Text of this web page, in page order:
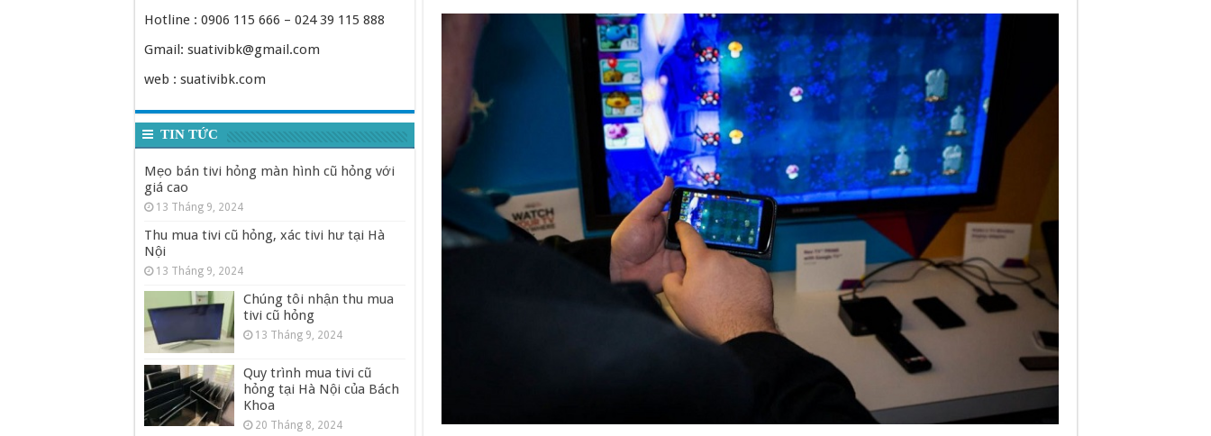
Hotline : 0906 115 666 – 024 39 115 888
Gmail: suativibk@gmail.com
web : suativibk.com
TIN TỨC
Mẹo bán tivi hỏng màn hình cũ hỏng với
giá cao
13 Tháng 9, 2024
Thu mua tivi cũ hỏng, xác tivi hư tại Hà
Nội
13 Tháng 9, 2024
Chúng tôi nhận thu mua
tivi cũ hỏng
13 Tháng 9, 2024
Quy trình mua tivi cũ
hỏng tại Hà Nội của Bách
Khoa
20 Tháng 8, 2024